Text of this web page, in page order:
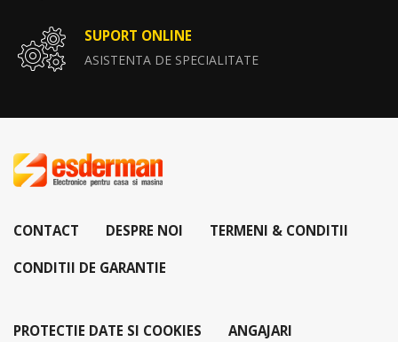
SUPORT ONLINE
ASISTENTA DE SPECIALITATE
CONTACT DESPRE NOI TERMENI & CONDITII
CONDITII DE GARANTIE
PROTECTIE DATE SI COOKIES ANGAJARI